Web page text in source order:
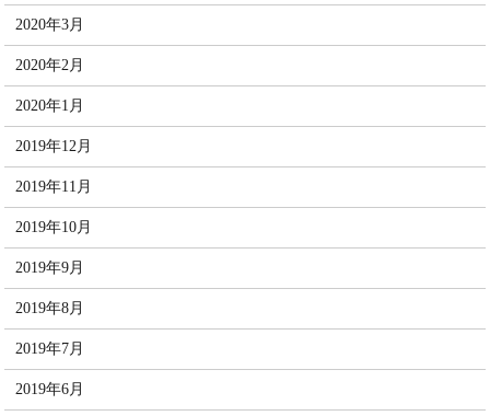
2020年3月
2020年2月
2020年1月
2019年12月
2019年11月
2019年10月
2019年9月
2019年8月
2019年7月
2019年6月